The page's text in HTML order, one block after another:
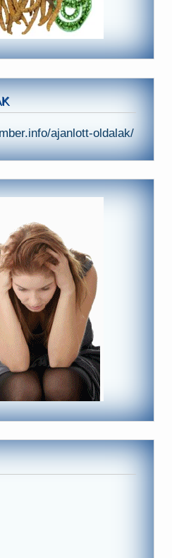
ajanlott-oldalak/